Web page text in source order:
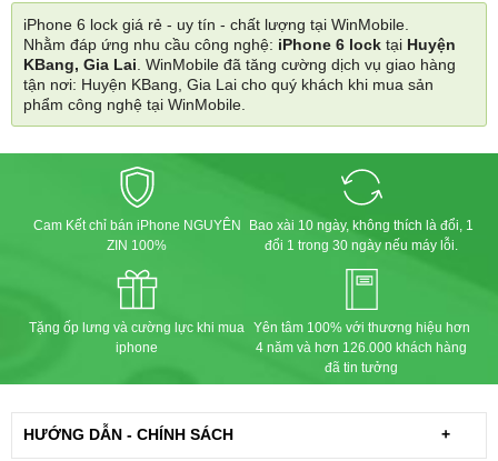
iPhone 6 lock giá rẻ - uy tín - chất lượng tại WinMobile.
Nhằm đáp ứng nhu cầu công nghệ: iPhone 6 lock tại Huyện
KBang, Gia Lai. WinMobile đã tăng cường dịch vụ giao hàng
tận nơi: Huyện KBang, Gia Lai cho quý khách khi mua sản
phẩm công nghệ tại WinMobile.
Cam Kết chỉ bán iPhone NGUYÊN
ZIN 100%
Bao xài 10 ngày, không thích là đổi, 1
đổi 1 trong 30 ngày nếu máy lỗi.
Tặng ốp lưng và cường lực khi mua
iphone
Yên tâm 100% với thương hiệu hơn
4 năm và hơn 126.000 khách hàng
đã tin tưởng
HƯỚNG DẪN - CHÍNH SÁCH +